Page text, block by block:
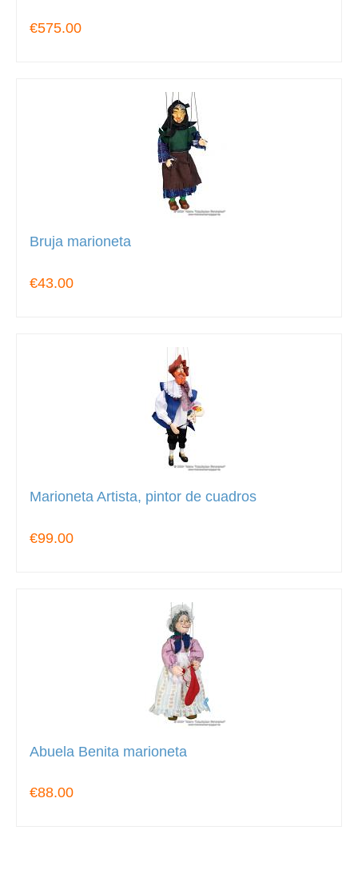
€575.00
Bruja marioneta
€43.00
Marioneta Artista, pintor de cuadros
€99.00
Abuela Benita marioneta
€88.00